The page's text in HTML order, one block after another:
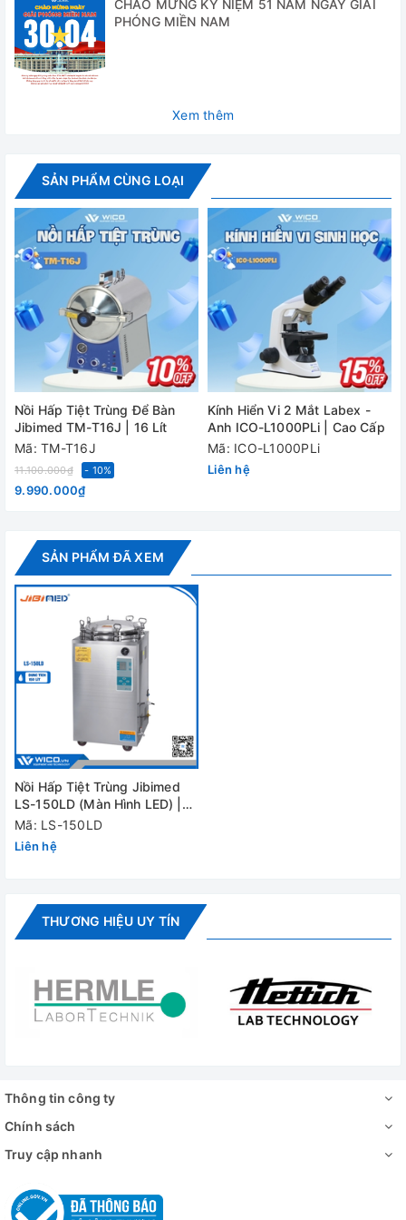
cài đặt tối đa
Áp suất tối đa
Độ chính xác
Dải nhiệt độ cài
đặt
105-134℃
Nguồn điện 3x2.0KW/AC220V.50Hz
Kích thước tổng
thể (WxDxH)
660×640×1130mm
Kích thước vận
chuyển
(WxDxH)
730×730×1230mm
Khối lượng
Tổng thể/ Tịnh
130/111Kg
Cung cấp bao gồm:
- Giỏ hấp: 2 chiếc
- Tài liệu hướng dẫn sử dụng
Video - Hình ảnh
Nồi hấp tiệt trùng LS-150LD - Giá tốt tại Wico
CHÀO MỪNG KỶ NIỆM 51 NĂM NGÀY GIẢI
PHÓNG MIỀN NAM
Xem thêm
SẢN PHẨM CÙNG LOẠI
Nồi Hấp Tiệt Trùng Để Bàn
Jibimed TM-T16J | 16 Lít
Mã: TM-T16J
11.100.000₫ - 10%
9.990.000₫
Kính Hiển Vi 2 Mắt Labex -
Anh ICO-L1000PLi | Cao Cấp
Mã: ICO-L1000PLi
Liên hệ
SẢN PHẨM ĐÃ XEM
Nồi Hấp Tiệt Trùng Jibimed
LS-150LD (Màn Hình LED) |
150 Lít
Mã: LS-150LD
Liên hệ
THƯƠNG HIỆU UY TÍN
Thông tin công ty
Chính sách
Truy cập nhanh